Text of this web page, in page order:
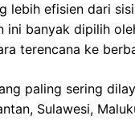
lebih efisien dari
ini banyak dipilih
terencana ke
paling sering
Sulawesi,